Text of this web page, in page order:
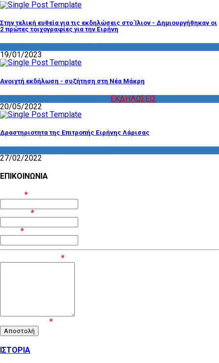
Στην τελική ευθεία για τις εκδηλώσεις στο Ίλιον - Δημιουργήθηκαν οι
2 πρώτες τοιχογραφίες για την Ειρήνη
19/01/2023
Ανοιχτή εκδήλωση - συζήτηση στη Νέα Μάκρη
ΕΚΔΗΛΩΣΕΙΣ
20/05/2022
Δραστηριοτητα της Επιτροπής Ειρήνης Λάρισας
27/02/2022
ΕΠΙΚΟΙΝΩΝΙΑ
*
*
*
*
*
ΙΣΤΟΡΙΑ